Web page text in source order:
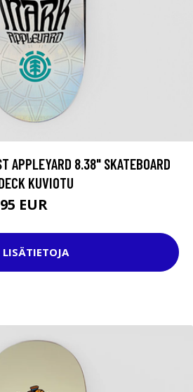
APPLEYARD 8.38" SKATEBOARD
KUVIOTU
EUR
LISÄTIETOJA